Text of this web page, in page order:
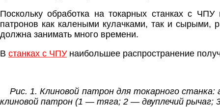
Поскольку обработка на токарных станках с
патронов как калеными кулачками, так и сырыми,
должна занимать много времени.
В станках с ЧПУнаибольшее распространение
Рис. 1. Клиновой патрон для токарного
клиновой патрон (1 — тяга; 2 — двуплечий рычаг;